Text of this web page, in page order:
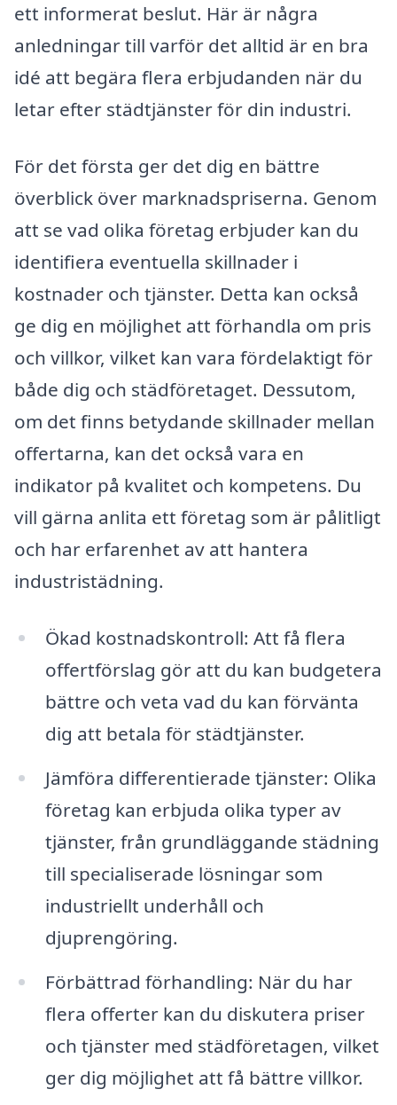
ett informerat beslut. Här är några
anledningar till varför det alltid är en bra
idé att begära flera erbjudanden när du
letar efter städtjänster för din industri.
För det första ger det dig en bättre
överblick över marknadspriserna. Genom
att se vad olika företag erbjuder kan du
identifiera eventuella skillnader i
kostnader och tjänster. Detta kan också
ge dig en möjlighet att förhandla om pris
och villkor, vilket kan vara fördelaktigt för
både dig och städföretaget. Dessutom,
om det finns betydande skillnader mellan
offertarna, kan det också vara en
indikator på kvalitet och kompetens. Du
vill gärna anlita ett företag som är pålitligt
och har erfarenhet av att hantera
industristädning.
Ökad kostnadskontroll: Att få flera
offertförslag gör att du kan budgetera
bättre och veta vad du kan förvänta
dig att betala för städtjänster.
Jämföra differentierade tjänster: Olika
företag kan erbjuda olika typer av
tjänster, från grundläggande städning
till specialiserade lösningar som
industriellt underhåll och
djuprengöring.
Förbättrad förhandling: När du har
flera offerter kan du diskutera priser
och tjänster med städföretagen, vilket
ger dig möjlighet att få bättre villkor.